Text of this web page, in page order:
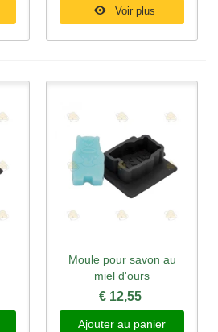
Voir plus
Moule pour savon au
miel d'ours
€ 12,55
Ajouter au panier